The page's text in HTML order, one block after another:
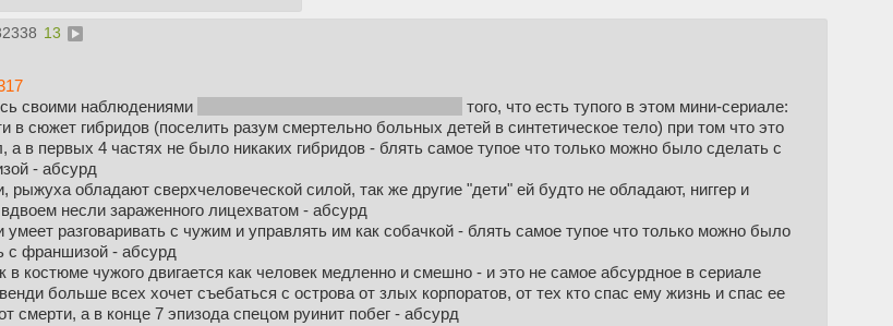
13
своими наблюдениями
того, что есть тупого в этом мини-сериале:
в сюжет гибридов (поселить разум смертельно больных детей в синтетическое тело) при том что это
а в первых 4 частях не было никаких гибридов - блять самое тупое что только можно было сделать с
- абсурд
рыжуха обладают сверхчеловеческой силой, так же другие "дети" ей будто не обладают, ниггер и
несли зараженного лицехватом - абсурд
умеет разговаривать с чужим и управлять им как собачкой - блять самое тупое что только можно было
с франшизой - абсурд
в костюме чужого двигается как человек медленно и смешно - и это не самое абсурдное в сериале
больше всех хочет съебаться с острова от злых корпоратов, от тех кто спас ему жизнь и спас ее
смерти, а в конце 7 эпизода спецом руинит побег - абсурд